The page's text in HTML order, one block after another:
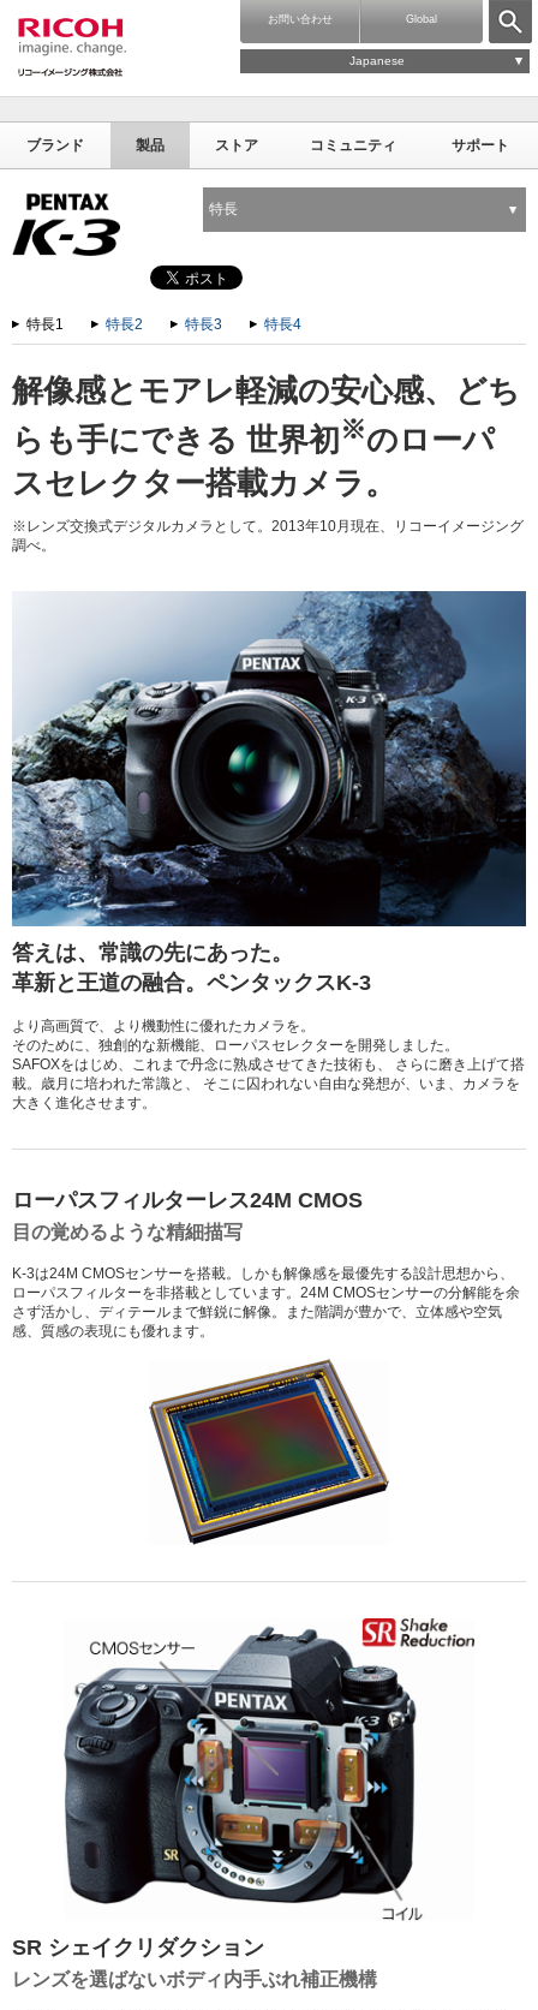
お問い合わせ Global
Japanese
ブランド 製品 ストア コミュニティ サポート
特長
特長1 特長2 特長3 特長4
解像感とモアレ軽減の安心感、どち
らも手にできる 世界初※のローパ
スセレクター搭載カメラ。
※レンズ交換式デジタルカメラとして。2013年10月現在、リコーイメージング
調べ。
答えは、常識の先にあった。
革新と王道の融合。ペンタックスK-3
より高画質で、より機動性に優れたカメラを。
そのために、独創的な新機能、ローパスセレクターを開発しました。
SAFOXをはじめ、これまで丹念に熟成させてきた技術も、
さらに磨き上げて搭
載。歳月に培われた常識と、
そこに囚われない自由な発想が、いま、カメラを
大きく進化させます。
ローパスフィルターレス24M CMOS
目の覚めるような精細描写
K-3は24M CMOSセンサーを搭載。しかも解像感を最優先する設計思想から、
ローパスフィルターを非搭載としています。24M CMOSセンサーの分解能を余
さず活かし、ディテールまで鮮鋭に解像。また階調が豊かで、立体感や空気
感、質感の表現にも優れます。
SR シェイクリダクション
レンズを選ばないボディ内手ぶれ補正機構